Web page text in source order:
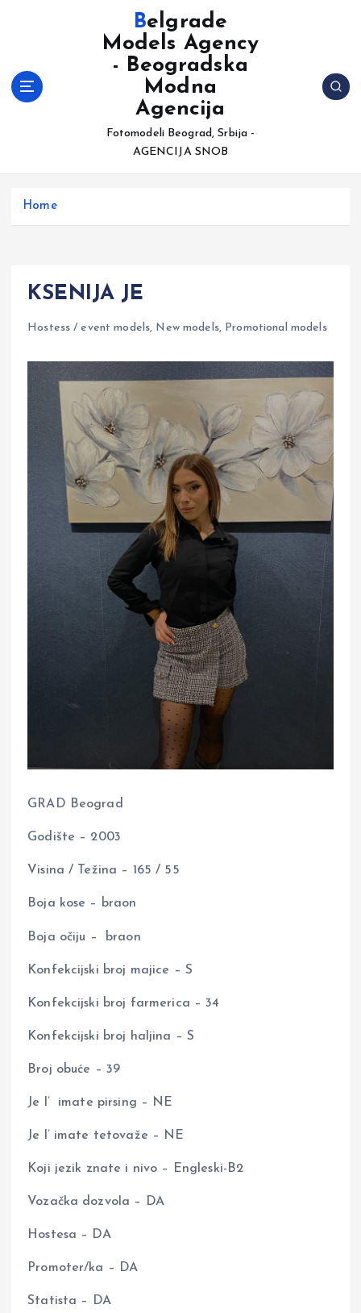
t
Belgrade
Models Agency
- Beogradska
Modna
Agencija
Fotomodeli Beograd, Srbija -
AGENCIJA SNOB
Home
KSENIJA JE
Hostess / event models, New models, Promotional models
GRAD Beograd
Godište – 2003
Visina / Težina – 165 / 55
Boja kose – braon
Boja očiju – braon
Konfekcijski broj majice – S
Konfekcijski broj farmerica – 34
Konfekcijski broj haljina – S
Broj obuće – 39
Je l’ imate pirsing – NE
Je l’ imate tetovaže – NE
Koji jezik znate i nivo – Engleski-B2
Vozačka dozvola – DA
Hostesa – DA
Promoter/ka – DA
Statista – DA